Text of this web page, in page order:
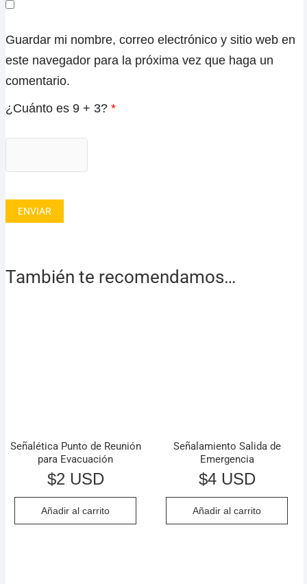
Guardar mi nombre, correo electrónico y sitio web en
este navegador para la próxima vez que haga un
comentario.
¿Cuánto es 9 + 3? *
También te recomendamos…
Señalética Punto de Reunión
para Evacuación
$2 USD
Añadir al carrito
Señalamiento Salida de
Emergencia
$4 USD
Añadir al carrito